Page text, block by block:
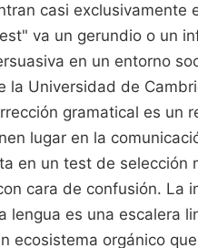
casi
va un gerundio o un
en un entorno
la Universidad de
gramatical es un
lugar en la
en un test de selección
cara de confusión. La
lengua es una escalera
ecosistema orgánico